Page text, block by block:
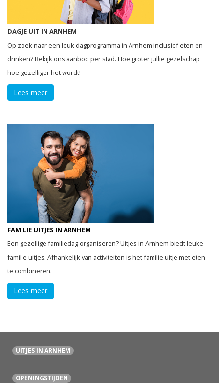
DAGJE UIT IN ARNHEM
Op zoek naar een leuk dagprogramma in Arnhem inclusief eten en
drinken? Bekijk ons aanbod per stad. Hoe groter jullie gezelschap
hoe gezelliger het wordt!
Lees meer
FAMILIE UITJES IN ARNHEM
Een gezellige familiedag organiseren? Uitjes in Arnhem biedt leuke
familie uitjes. Afhankelijk van activiteiten is het familie uitje met eten
te combineren.
Lees meer
UITJES IN ARNHEM
OPENINGSTIJDEN